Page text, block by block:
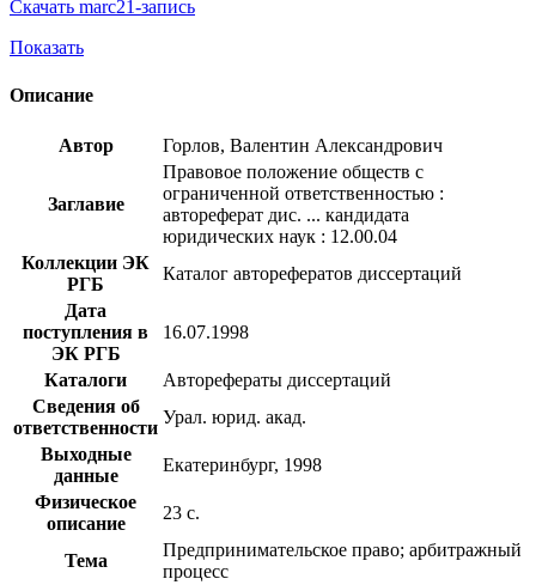
Скачать marc21-запись
Показать
Описание
Автор Горлов, Валентин Александрович
Заглавие
Правовое положение обществ с
ограниченной ответственностью :
автореферат дис. ... кандидата
юридических наук : 12.00.04
Коллекции ЭК
РГБ
Каталог авторефератов диссертаций
Дата
поступления в
ЭК РГБ
16.07.1998
Каталоги
Авторефераты диссертаций
Сведения об
ответственности
Урал. юрид. акад.
Выходные
данные
Екатеринбург, 1998
Физическое
описание
23 с.
Тема
Предпринимательское право; арбитражный
процесс